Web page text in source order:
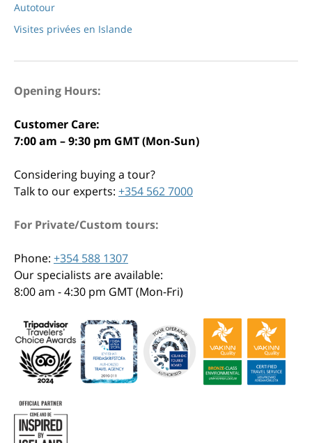
Autotour
Visites privées en Islande
Opening Hours:
Customer Care:
7:00 am – 9:30 pm GMT (Mon-Sun)
Considering buying a tour?
Talk to our experts: +354 562 7000
For Private/Custom tours:
Phone: +354 588 1307
Our specialists are available:
8:00 am - 4:30 pm GMT (Mon-Fri)